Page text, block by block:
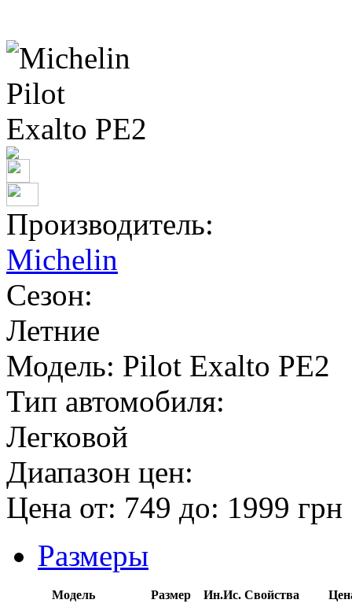
Производитель:
Michelin
Сезон:
Летние
Модель: Pilot Exalto PE2
Тип автомобиля:
Легковой
Диапазон цен:
Цена от: 749 до: 1999 грн
Размеры
Модель Размер Ин.Ис. Свойства